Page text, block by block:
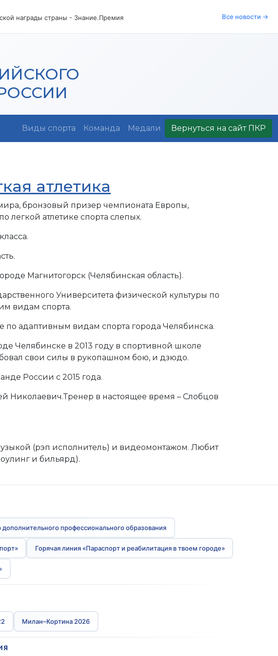
награды страны - Знание.Премия Все новости →
Виды спорта Команда Медали Вернуться на сайт ПКР
атлетика
бронзовый призер чемпионата Европы,
легкой атлетике спорта слепых.
Магнитогорск (Челябинская область).
Университета физической культуры по
видам спорта.
по адаптивным видам спорта города Челябинска.
Челябинске в 2013 году в спортивной школе
свои силы в рукопашном бою, и дзюдо.
России с 2015 года.
Николаевич.Тренер в настоящее время – Слобцов
(рэп исполнитель) и видеомонтажом. Любит
и бильярд).
профессионального образования
Горячая линия «Параспорт и реабилитация в твоем городе»
Милан–Кортина 2026